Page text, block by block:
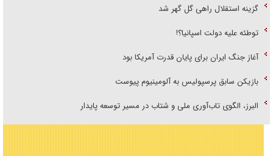
گزینه استقلال راهی گل گهر شد
توطئه علیه دولت اسپانیا؟!
آغاز جنگ ایران برای پایان قدرت آمریکا بود
بازیکن سابق پرسپولیس به آلومینیوم پیوست
البرز، الگوی تاب‌آوری ملی و شتاب در مسیر توسعه پایدار